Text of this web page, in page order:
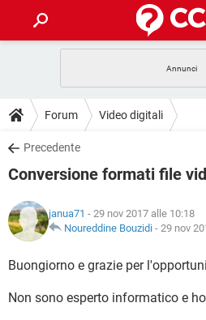
INTRATTENIMENTO
iOS
INSTAGRAM
TIKTOK
HARDWARE
GUIDE
COVID-19
INSTAGRAM
TIKTOK
HARDWARE
DOWNLOAD
COVID-19
INTRATTENIMENTO
iOS
INSTAGRAM
COVID-19
INTRATTENIMENTO
iOS
INSTAGRAM
GLOSSARIO
COVID-19
Forum Video digitali
Precedente
Conversione formati file
janua71 - 29 nov 2017 alle 10:18
Noureddine Bouzidi - 29 nov
Buongiorno e grazie per
Non sono esperto informatico e